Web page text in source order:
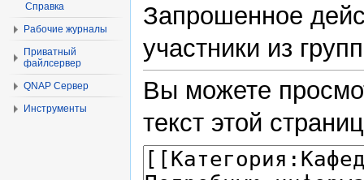
Запрошенное
участники из
Вы можете
текст этой
Справка
Рабочие журналы
Приватный
файлсервер
QNAP Сервер
Инструменты